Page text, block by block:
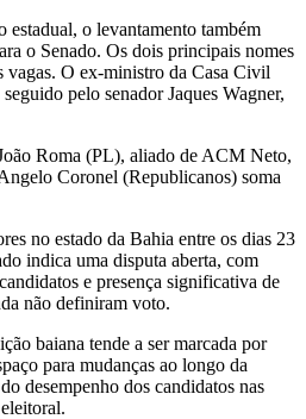
o levantamento também
o Senado. Os dois principais nomes
vagas. O ex-ministro da Casa Civil
pelo senador Jaques Wagner,
Roma (PL), aliado de ACM Neto,
Coronel (Republicanos) soma
no estado da Bahia entre os dias 23
indica uma disputa aberta, com
e presença significativa de
não definiram voto.
baiana tende a ser marcada por
para mudanças ao longo da
desempenho dos candidatos nas